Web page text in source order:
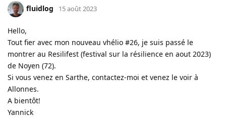
fluidlog 15 août 2023
Hello,
Tout fier avec mon nouveau vhélio #26, je suis passé le
montrer au Resilifest (festival sur la résilience en aout 2023)
de Noyen (72).
Si vous venez en Sarthe, contactez-moi et venez le voir à
Allonnes.
A bientôt!
Yannick